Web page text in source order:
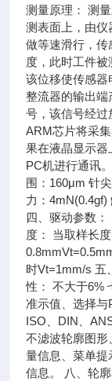
测量原理： 测
测表面上，由
做等速滑行，
度，此时工件被
该位移使传感
整流器的输出
号，该信号经过
ARM芯片将采
果在液晶显示
PC机进行通讯
围：160μm 针
力：4mN(0.4gf)
四、驱动参数：
度： 当取样长
时Vt=1mm/s 五
性： 不大于6%
准示值、选择
ISO、DIN、
不滤波轮廓图形
量信息、菜单
信息。 八、轮